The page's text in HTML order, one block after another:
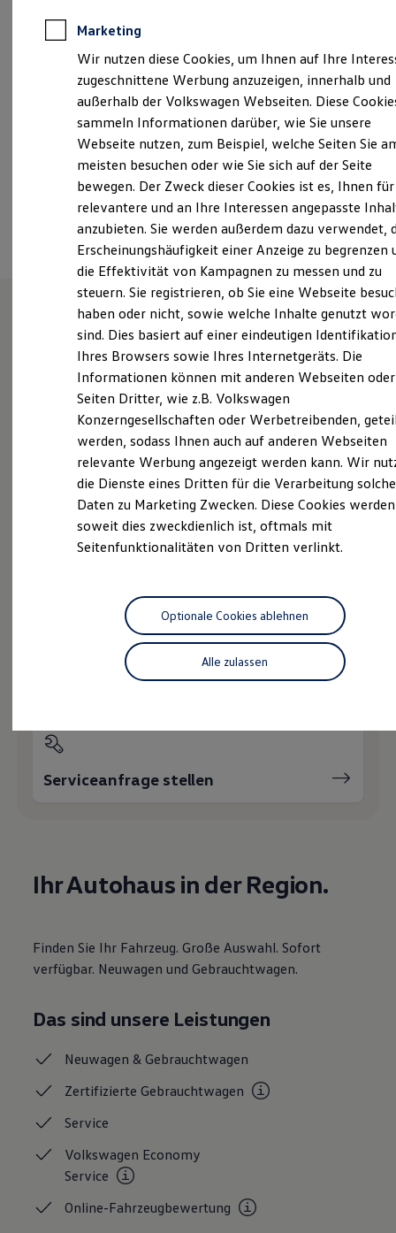
Elektroautos
ID. Tutorials
Elektrofahrzeugkonzepte
Reichweite
Reichweite der ID. Modelle
Reichweite im Winter
Laden
Laden unterwegs
Laden Zuhause
Ladestationen finden
Ladezeitensimulator
Batterie
Sicherheit
Garantie und Lebensdauer
Nachhaltigkeit
Technologie
Kosten und Kauf
Verbrauchskosten
Kaufoptionen
E-Auto-Förderung
Software und Konnektivität
ID. Software Versionen und Updates
Digitale Extras
Schnittstellen zu Ihrem ID.
Hybridautos
Marke und Erlebnis
Volkswagen R und R Experience
R-Modelle
Driving Experience
Volkswagen entdecken
Lifestyle Shop
T-Roc Kollektion
Golf Kollektion
ID. Kollektion
Volkswagen Kollektion
R-Kollektion
Besitzer und Service
myVolkswagen
Software Updates
Pannen- und Unfallhilfe
Economy Service
Modellspezifisches Zubehör
Schutz und Pflege
Transport
Individualisieren
Wallbox und Ladekabel
Dienste für Ihr Modell finden
Handy und Fahrzeug verbinden
Updates für Software, Karten und Radio
Über Ihr Auto
Kundeninformationen
Volkswagen Kundenbetreuung
Warn- und Kontrollleuchten
Assistenzsysteme
Digitale Betriebsanleitung
info@autowelt-schuler.de
Montag
Sonntag
Geschlossen
Ansprechpartner
Wie können wir
Ihnen weiterhelfen?
Probefahrt vereinbaren
Servicetermin buchen
Serviceanfrage stellen
Ihr Autohaus in der Region.
Finden Sie Ihr Fahrzeug. Große Auswahl. Sofort
verfügbar. Neuwagen und Gebrauchtwagen.
Das sind unsere Leistungen
Neuwagen &Gebrauchtwagen
ZertifizierteGebrauchtwagen
Service
Volkswagen Economy
Service
Online-Fahrzeugbewertung
Marketing
Wir nutzen diese Cookies, um Ihnen auf Ihre
zugeschnittene Werbung anzuzeigen, innerhalb und
außerhalb der Volkswagen Webseiten. Diese
sammeln Informationen darüber, wie Sie unsere
Webseite nutzen, zum Beispiel, welche Seiten Sie
meisten besuchen oder wie Sie sich auf der Seite
bewegen. Der Zweck dieser Cookies ist es, Ihnen für
relevantere und an Ihre Interessen angepasste
anzubieten. Sie werden außerdem dazu verwendet,
Erscheinungshäufigkeit einer Anzeige zu begrenzen
die Effektivität von Kampagnen zu messen und zu
steuern. Sie registrieren, ob Sie eine Webseite
haben oder nicht, sowie welche Inhalte genutzt
sind. Dies basiert auf einer eindeutigen
Ihres Browsers sowie Ihres Internetgeräts. Die
Informationen können mit anderen Webseiten oder
Seiten Dritter, wie z.B. Volkswagen
Konzerngesellschaften oder Werbetreibenden,
werden, sodass Ihnen auch auf anderen Webseiten
relevante Werbung angezeigt werden kann. Wir
die Dienste eines Dritten für die Verarbeitung
Daten zu Marketing Zwecken. Diese Cookies
soweit dies zweckdienlich ist, oftmals mit
Seitenfunktionalitäten von Dritten verlinkt.
Alle zulassen
Optionale Cookies ablehnen